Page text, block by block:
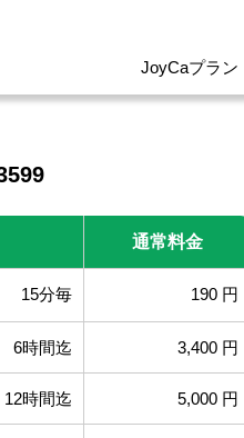
JoyCaプラン
通常料金
15分毎 190 円
6時間迄 3,400 円
12時間迄 5,000 円